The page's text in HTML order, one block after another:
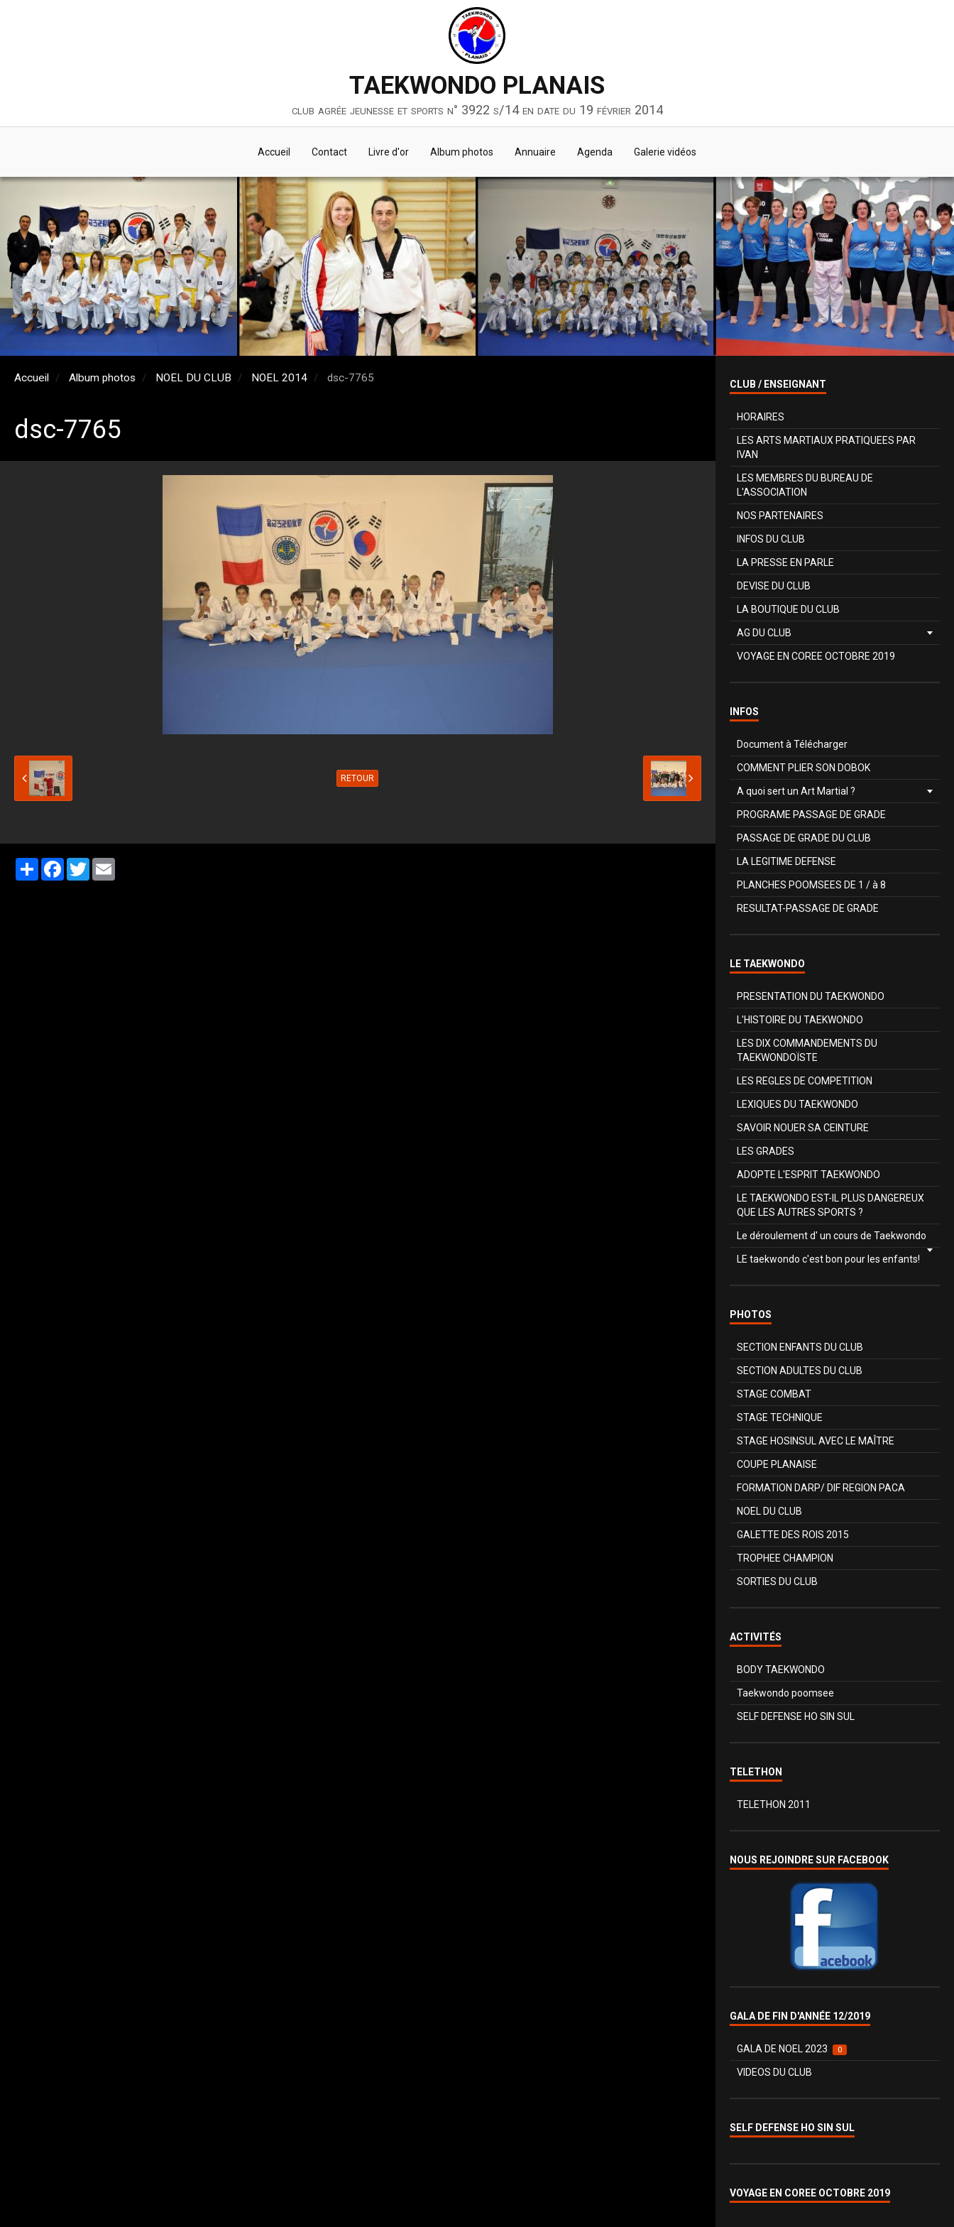
TAEKWONDO PLANAIS
club agrée jeunesse et sports n° 3922 s/14 en date du 19 février 2014
Accueil Contact Livre d'or Album photos Annuaire Agenda Galerie vidéos
Accueil Album photos NOEL DU CLUB NOEL 2014 dsc-7765
dsc-7765
RETOUR
PartagerFacebook
Twitter
CLUB / ENSEIGNANT
HORAIRES
LES ARTS MARTIAUX PRATIQUEES PAR
IVAN
LES MEMBRES DU BUREAU DE
L'ASSOCIATION
NOS PARTENAIRES
INFOS DU CLUB
LA PRESSE EN PARLE
DEVISE DU CLUB
LA BOUTIQUE DU CLUB
AG DU CLUB
VOYAGE EN COREE OCTOBRE 2019
INFOS
Document à Télécharger
COMMENT PLIER SON DOBOK
A quoi sert un Art Martial ?
PROGRAME PASSAGE DE GRADE
PASSAGE DE GRADE DU CLUB
LA LEGITIME DEFENSE
PLANCHES POOMSEES DE 1 / à 8
RESULTAT-PASSAGE DE GRADE
LE TAEKWONDO
PRESENTATION DU TAEKWONDO
L'HISTOIRE DU TAEKWONDO
LES DIX COMMANDEMENTS DU
TAEKWONDOÏSTE
LES REGLES DE COMPETITION
LEXIQUES DU TAEKWONDO
SAVOIR NOUER SA CEINTURE
LES GRADES
ADOPTE L'ESPRIT TAEKWONDO
LE TAEKWONDO EST-IL PLUS DANGEREUX
QUE LES AUTRES SPORTS ?
Le déroulement d' un cours de Taekwondo
LE taekwondo c'est bon pour les enfants!
PHOTOS
SECTION ENFANTS DU CLUB
SECTION ADULTES DU CLUB
STAGE COMBAT
STAGE TECHNIQUE
STAGE HOSINSUL AVEC LE MAÎTRE
COUPE PLANAISE
FORMATION DARP/ DIF REGION PACA
NOEL DU CLUB
GALETTE DES ROIS 2015
TROPHEE CHAMPION
SORTIES DU CLUB
ACTIVITÉS
BODY TAEKWONDO
Taekwondo poomsee
SELF DEFENSE HO SIN SUL
TELETHON
TELETHON 2011
NOUS REJOINDRE SUR FACEBOOK
GALA DE FIN D'ANNÉE 12/2019
GALA DE NOEL 2023 0
VIDEOS DU CLUB
SELF DEFENSE HO SIN SUL
VOYAGE EN COREE OCTOBRE 2019